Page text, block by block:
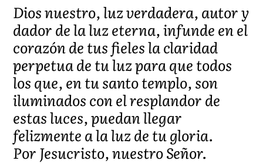
Dios nuestro, luz verdadera, autor y
dador de la luz eterna, infunde en el
corazón de tus fieles la claridad
perpetua de tu luz para que todos
los que, en tu santo templo, son
iluminados con el resplandor de
estas luces, puedan llegar
felizmente a la luz de tu gloria.
Por Jesucristo, nuestro Señor.